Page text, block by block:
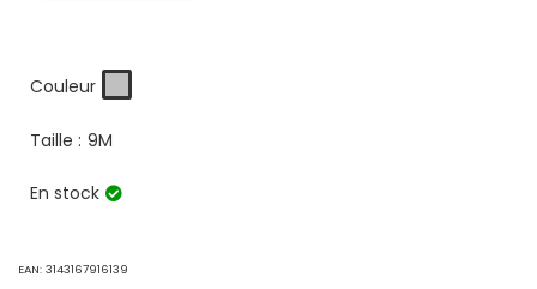
Couleur
Taille : 9M
En stock
EAN: 3143167916139